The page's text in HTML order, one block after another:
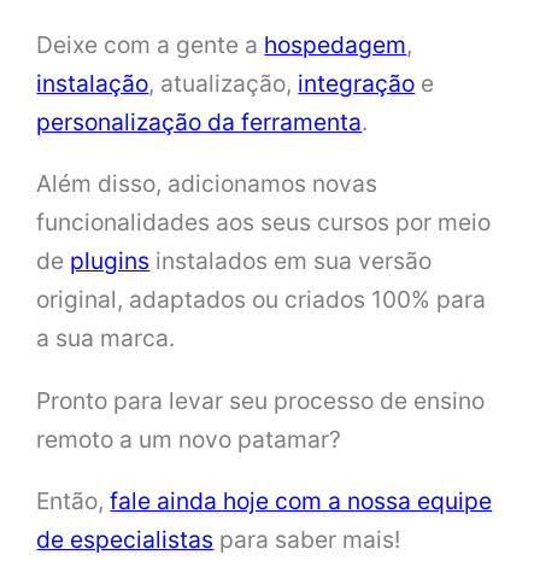
Deixe com a gente a hospedagem,
instalação, atualização, integração e
personalização da ferramenta.
Além disso, adicionamos novas
funcionalidades aos seus cursos por meio
de plugins instalados em sua versão
original, adaptados ou criados 100% para
a sua marca.
Pronto para levar seu processo de ensino
remoto a um novo patamar?
Então,fale ainda hoje com a nossa equipe
de especialistas para saber mais!